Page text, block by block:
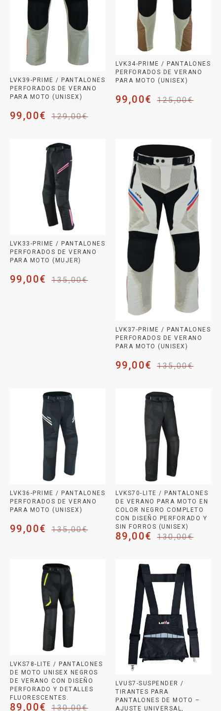
LVK39-PRIME / PANTALONES
PERFORADOS DE VERANO
PARA MOTO (UNISEX)
129,00€
99,00€
LVK34-PRIME / PANTALONES
PERFORADOS DE VERANO
PARA MOTO (UNISEX)
125,00€
99,00€
LVK33-PRIME / PANTALONES
PERFORADOS DE VERANO
PARA MOTO (MUJER)
135,00€
99,00€
LVK37-PRIME / PANTALONES
PERFORADOS DE VERANO
PARA MOTO (UNISEX)
135,00€
99,00€
LVK36-PRIME / PANTALONES
PERFORADOS DE VERANO
PARA MOTO (UNISEX)
135,00€
99,00€
LVKS70-LITE / PANTALONES
DE VERANO PARA MOTO EN
COLOR NEGRO COMPLETO
CON DISEÑO PERFORADO Y
SIN FORROS (UNISEX)
130,00€
89,00€
LVKS78-LITE / PANTALONES
DE MOTO UNISEX NEGROS
DE VERANO CON DISEÑO
PERFORADO Y DETALLES
FLUORESCENTES.
130,00€
89,00€
LVUS7-SUSPENDER /
TIRANTES PARA
PANTALONES DE MOTO –
AJUSTE UNIVERSAL,